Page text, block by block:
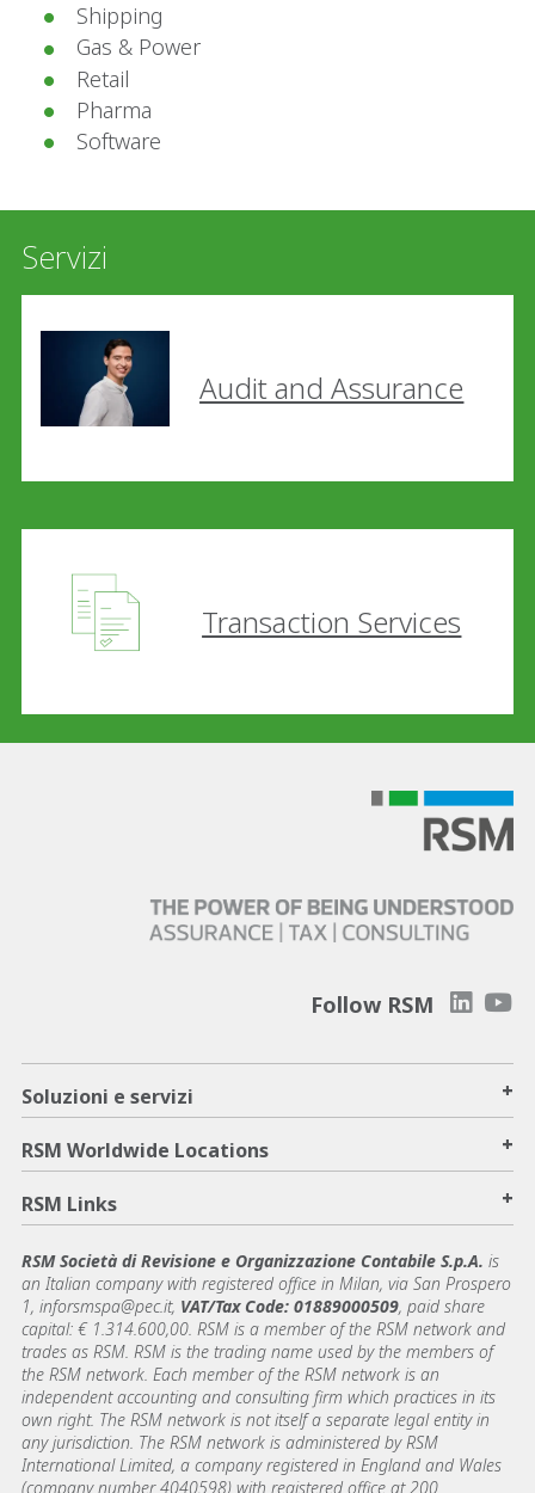
Shipping
Gas & Power
Retail
Pharma
Software
Servizi
Audit and Assurance
Transaction Services
Follow RSM
Soluzioni e servizi +
RSM Worldwide Locations +
RSM Links +
RSM Società di Revisione e Organizzazione Contabile S.p.A. is
an Italian company with registered office in Milan, via San Prospero
1, inforsmspa@pec.it, VAT/Tax Code: 01889000509, paid share
capital: € 1.314.600,00. RSM is a member of the RSM network and
trades as RSM. RSM is the trading name used by the members of
the RSM network. Each member of the RSM network is an
independent accounting and consulting firm which practices in its
own right. The RSM network is not itself a separate legal entity in
any jurisdiction. The RSM network is administered by RSM
International Limited, a company registered in England and Wales
(company number 4040598) with registered office at 200